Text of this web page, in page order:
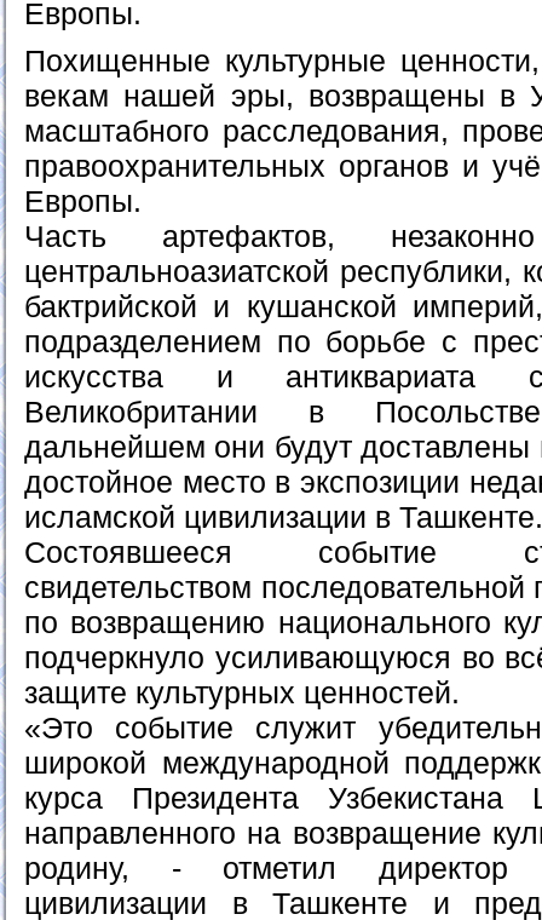
Европы.
Похищенные культурные
векам нашей эры, возвращены в
масштабного расследования,
правоохранительных органов и
Европы.
Часть артефактов,
центральноазиатской республики,
бактрийской и кушанской
подразделением по борьбе с
искусства и антиквариата
Великобритании в
дальнейшем они будут доставлены
достойное место в экспозиции
исламской цивилизации в Ташкенте.
Состоявшееся событие
свидетельством последовательной
по возвращению национального
подчеркнуло усиливающуюся во
защите культурных ценностей.
«Это событие служит
широкой международной
курса Президента Узбекистана
направленного на возвращение
родину, - отметил директор
цивилизации в Ташкенте и